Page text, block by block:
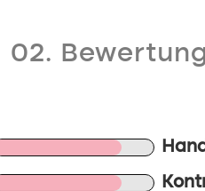
02. Bewertung